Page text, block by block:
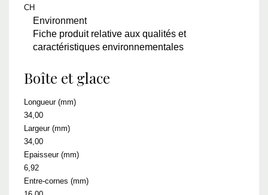
CH
Environment
Fiche produit relative aux qualités et
caractéristiques environnementales
Boîte et glace
Longueur (mm)
34,00
Largeur (mm)
34,00
Epaisseur (mm)
6,92
Entre-cornes (mm)